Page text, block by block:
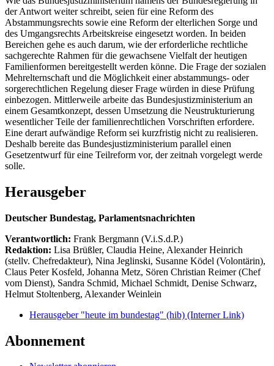
der Antwort weiter schreibt, seien für eine Reform des
Abstammungsrechts sowie eine Reform der elterlichen Sorge und
des Umgangsrechts Arbeitskreise eingesetzt worden. In beiden
Bereichen gehe es auch darum, wie der erforderliche rechtliche
sachgerechte Rahmen für die gewachsene Vielfalt der heutigen
Familienformen bereitgestellt werden könne. Die Frage der sozialen
Mehrelternschaft und die Möglichkeit einer abstammungs- oder
sorgerechtlichen Regelung dieser Frage würden in diese Prüfung
einbezogen. Mittlerweile arbeite das Bundesjustizministerium an
einem Gesamtkonzept, dessen Umsetzung die Neustrukturierung
wesentlicher Teile der familienrechtlichen Vorschriften erfordere.
Eine derart aufwändige Reform sei kurzfristig nicht zu realisieren.
Deshalb bereite das Bundesjustizministerium parallel einen
Gesetzentwurf für eine Teilreform vor, der zeitnah vorgelegt werde
solle.
Herausgeber
Deutscher Bundestag, Parlamentsnachrichten
Verantwortlich: Frank Bergmann (V.i.S.d.P.)
Redaktion: Lisa Brüßler, Claudia Heine, Alexander Heinrich
(stellv. Chefredakteur), Nina Jeglinski, Susanne Ködel (Volontärin),
Claus Peter Kosfeld, Johanna Metz, Sören Christian Reimer (Chef
vom Dienst), Sandra Schmid, Michael Schmidt, Denise Schwarz,
Helmut Stoltenberg, Alexander Weinlein
Herausgeber "heute im bundestag" (hib) (Interner Link)
Abonnement